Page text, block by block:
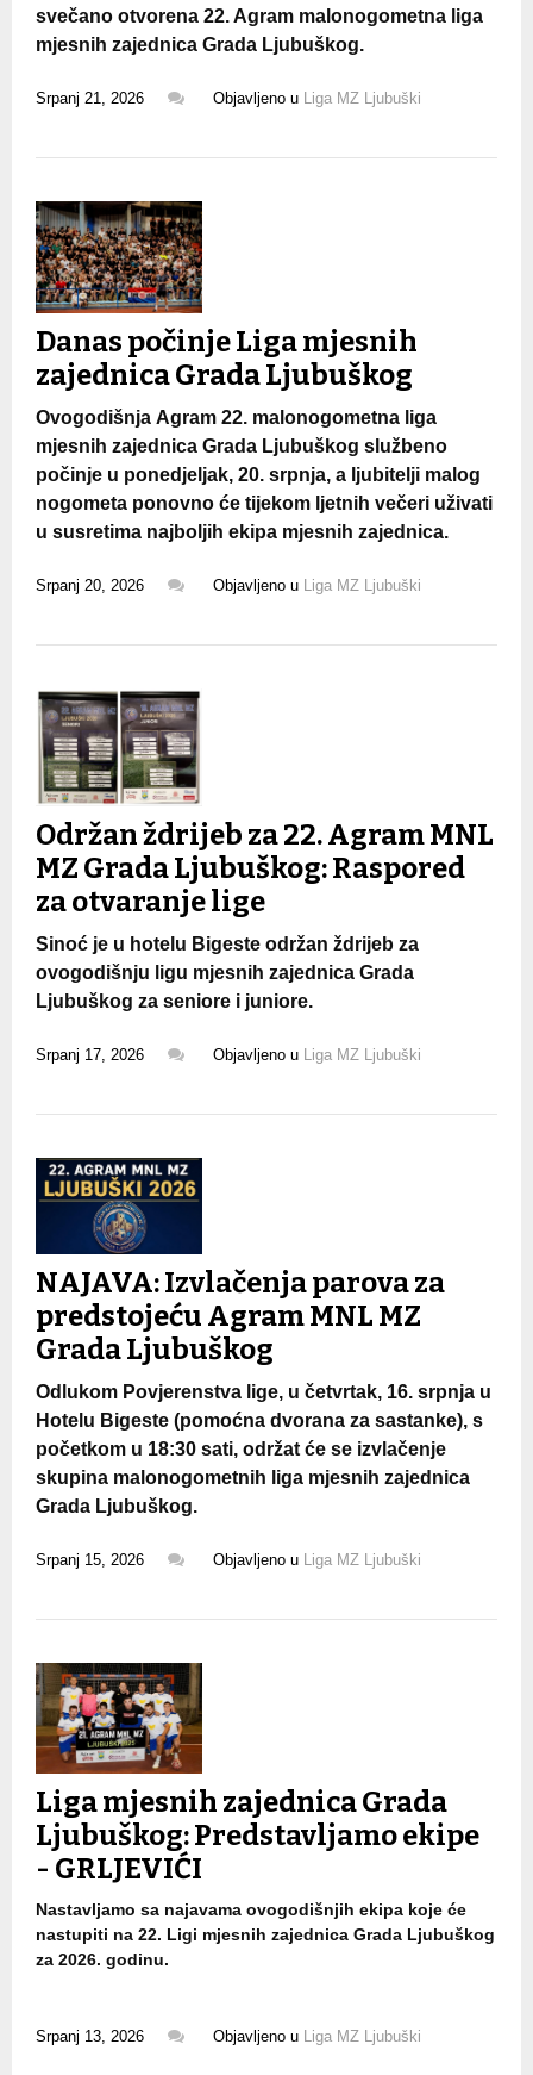
svečano otvorena 22. Agram malonogometna liga
mjesnih zajednica Grada Ljubuškog.
Srpanj 21, 2026 Objavljeno u Liga MZ Ljubuški
Danas počinje Liga mjesnih
zajednica Grada Ljubuškog
Ovogodišnja Agram 22. malonogometna liga
mjesnih zajednica Grada Ljubuškog službeno
počinje u ponedjeljak, 20. srpnja, a ljubitelji malog
nogometa ponovno će tijekom ljetnih večeri uživati
u susretima najboljih ekipa mjesnih zajednica.
Srpanj 20, 2026 Objavljeno u Liga MZ Ljubuški
Održan ždrijeb za 22. Agram MNL
MZ Grada Ljubuškog: Raspored
za otvaranje lige
Sinoć je u hotelu Bigeste održan ždrijeb za
ovogodišnju ligu mjesnih zajednica Grada
Ljubuškog za seniore i juniore.
Srpanj 17, 2026 Objavljeno u Liga MZ Ljubuški
NAJAVA: Izvlačenja parova za
predstojeću Agram MNL MZ
Grada Ljubuškog
Odlukom Povjerenstva lige, u četvrtak, 16. srpnja u
Hotelu Bigeste (pomoćna dvorana za sastanke), s
početkom u 18:30 sati, održat će se izvlačenje
skupina malonogometnih liga mjesnih zajednica
Grada Ljubuškog.
Srpanj 15, 2026 Objavljeno u Liga MZ Ljubuški
Liga mjesnih zajednica Grada
Ljubuškog: Predstavljamo ekipe
- GRLJEVIĆI
Nastavljamo sa najavama ovogodišnjih ekipa koje će
nastupiti na 22. Ligi mjesnih zajednica Grada Ljubuškog
za 2026. godinu.
Srpanj 13, 2026 Objavljeno u Liga MZ Ljubuški